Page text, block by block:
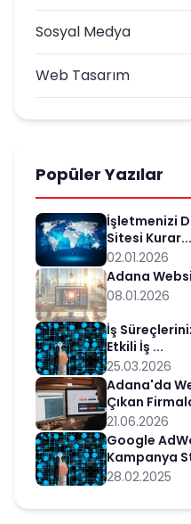
Sosyal Medya
Web Tasarım
Popüler Yazılar
İşletmenizi
Sitesi Kurar...
02.01.2026
Adana
08.01.2026
İş
Etkili İş ...
25.03.2026
Adana'da
Çıkan
21.06.2026
Google
Kampanya
28.02.2025